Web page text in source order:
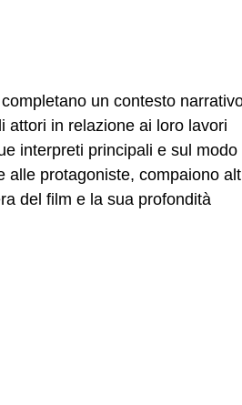
un contesto
attori in relazione ai loro lavori
interpreti principali e sul modo
alle protagoniste, compaiono
del film e la sua profondità